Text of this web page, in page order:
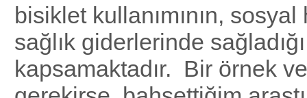
bisiklet kullanımının,
sağlık giderlerinde
kapsamaktadır. Bir örnek